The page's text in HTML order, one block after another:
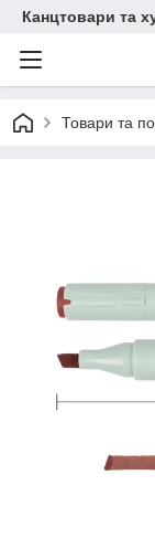
Канцтовари та
Товари та